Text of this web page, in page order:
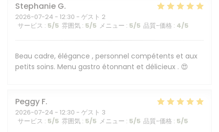
Stephanie G
2026-07-24 - 12:30 - ゲスト 2
サービス : 5/5 雰囲気 : 5/5 メニュー : 5/5 品質-価格 : 4/5
Beau cadre, élégance , personnel compétents et aux
petits soins. Menu gastro étonnant et délicieux . 😍
Peggy F
2026-07-24 - 12:30 - ゲスト 3
サービス : 5/5 雰囲気 : 5/5 メニュー : 5/5 品質-価格 : 5/5